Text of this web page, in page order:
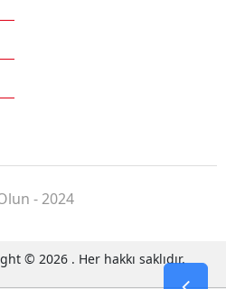
- 2024
© 2026 . Her hakkı saklıdır.